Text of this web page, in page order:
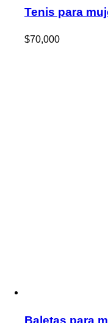
Tenis para
$70,000
Baletas para